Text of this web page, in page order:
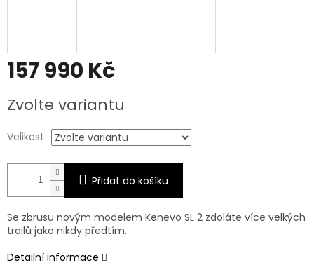
157 990 Kč
cena:
Zvolte variantu
Velikost
Přidat do košíku
Se zbrusu novým modelem Kenevo SL 2 zdoláte více velkých
trailů jako nikdy předtím.
Detailní informace